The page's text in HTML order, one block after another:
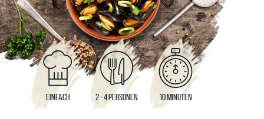
EINFACH 2 - 4 PERSONEN 10 MINUTEN